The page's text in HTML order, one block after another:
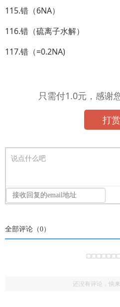
115.错（6NA）
116.错（硫离子水解）
117.错（=0.2NA)
只需付1.0元，感谢
打赏
说点什么吧
全部评论（0）
还没有评论，快